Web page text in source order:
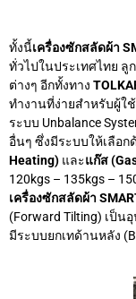
ทั้งนี้เครื่องซักสลัดผ้า
ทั่วไปในประเทศไทย ลู
ต่างๆ อีกทั้งทาง
ทำงานที่ง่ายสำหรับผู้ใ
ระบบ Unbalance
อื่นๆ ซึ่งมีระบบให้เลือก
Heating) และแก๊ส
120kgs – 135kgs –
เครื่องซักสลัดผ้า
(Forward Tilting) เป็น
มีระบบยกเทด้านหลัง